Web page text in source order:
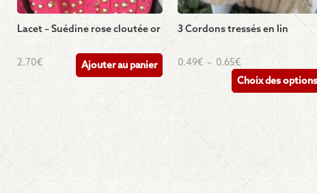
Lacet – Suédine rose cloutée or
2.70€ Ajouter au panier
3 Cordons tressés en lin
0.49€ – 0.65€Plage
de
prix :
0.49€
à
0.65€
Choix des options
Ce
produit
a
plusieurs
variations.
Les
options
peuvent
être